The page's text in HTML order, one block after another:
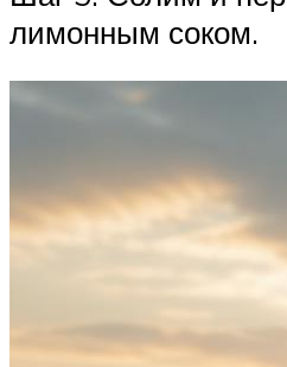
лимонным соком.